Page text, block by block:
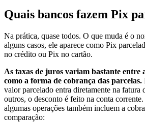
Quais bancos fazem Pix
Na prática, quase todos. O que muda é o
alguns casos, ele aparece como Pix
no crédito ou Pix no cartão.
As taxas de juros variam bastante entre
como a forma de cobrança das parcelas.
valor parcelado entra diretamente na fatura
outros, o desconto é feito na conta
algumas operações também incluem a
comparação: